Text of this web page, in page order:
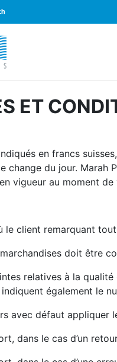
ET
en francs
change du jour. Marah
vigueur au moment
le client remarquant
doit être
relatives à la
également le
avec défaut appliquer
dans le cas d’un